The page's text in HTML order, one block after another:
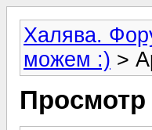
Халява.
можем :) >